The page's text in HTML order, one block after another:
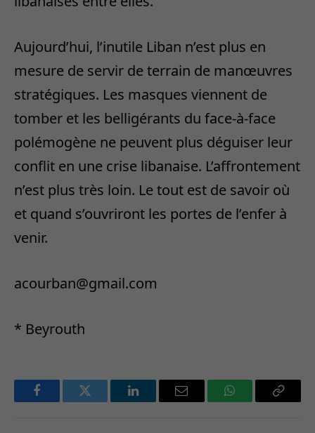
Aujourd’hui, l’inutile Liban n’est plus en
mesure de servir de terrain de manœuvres
stratégiques. Les masques viennent de
tomber et les belligérants du face-à-face
polémogène ne peuvent plus déguiser leur
conflit en une crise libanaise. L’affrontement
n’est plus très loin. Le tout est de savoir où
et quand s’ouvriront les portes de l’enfer à
venir.
acourban@gmail.com
* Beyrouth
FacebookTwitter LinkedInEmail WhatsAppCopy